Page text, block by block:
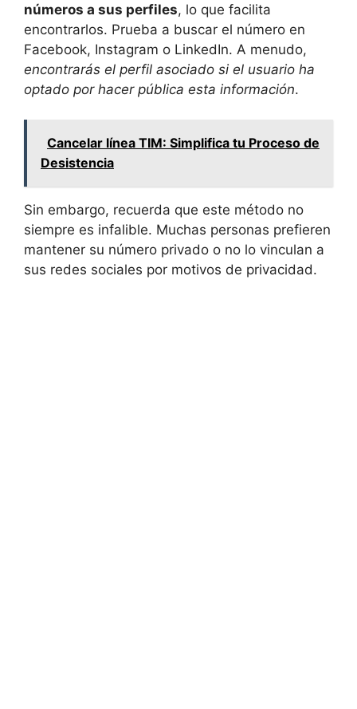
números a sus perfiles, lo que facilita
encontrarlos. Prueba a buscar el número en
Facebook, Instagram o LinkedIn. A menudo,
encontrarás el perfil asociado si el usuario ha
optado por hacer pública esta información.
Cancelar línea TIM: Simplifica tu Proceso de
Desistencia
Sin embargo, recuerda que este método no
siempre es infalible. Muchas personas prefieren
mantener su número privado o no lo vinculan a
sus redes sociales por motivos de privacidad.